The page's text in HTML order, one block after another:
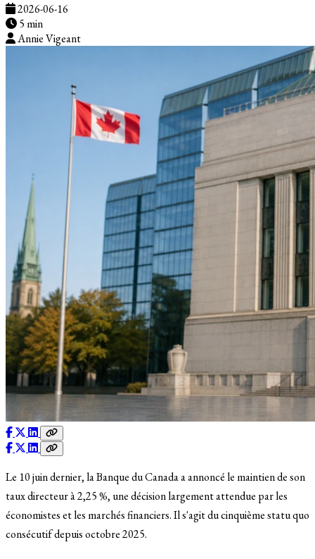
2026-06-16
5 min
Annie Vigeant
Le 10 juin dernier, la Banque du Canada a annoncé le maintien de son
taux directeur à 2,25 %, une décision largement attendue par les
économistes et les marchés financiers. Il s'agit du cinquième statu quo
consécutif depuis octobre 2025.